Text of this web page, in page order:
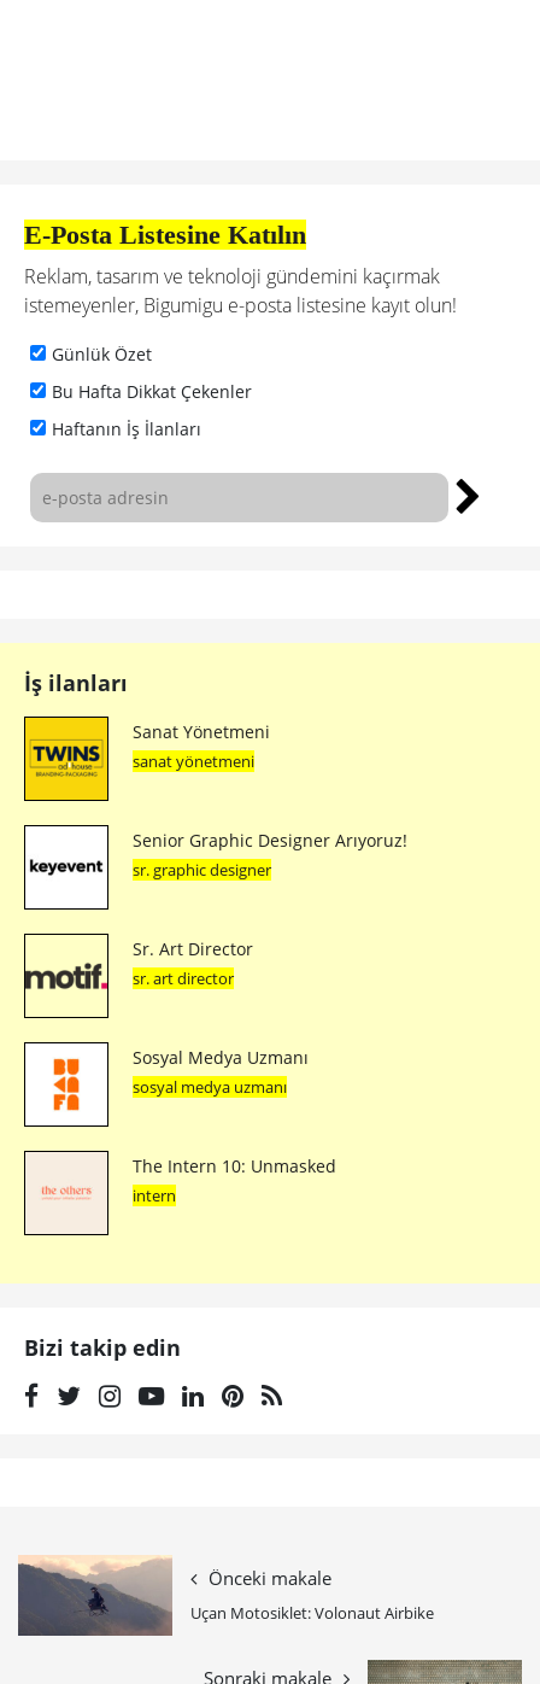
E-Posta Listesine Katılın
Reklam, tasarım ve teknoloji gündemini kaçırmak
istemeyenler, Bigumigu e-posta listesine kayıt olun!
Günlük Özet
Bu Hafta Dikkat Çekenler
Haftanın İş İlanları
İş ilanları
Sanat Yönetmeni
sanat yönetmeni
Senior Graphic Designer Arıyoruz!
sr. graphic designer
Sr. Art Director
sr. art director
Sosyal Medya Uzmanı
sosyal medya uzmanı
The Intern 10: Unmasked
intern
Bizi takip edin
Önceki makale
Uçan Motosiklet: Volonaut Airbike
Sonraki makale